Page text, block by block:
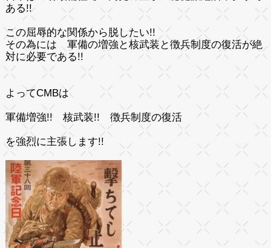
ある!!
この屈辱的な関係から脱したい!!
その為には 軍備の増強と核武装と徴兵制度の復活が絶
対に必要である!!
よってCMBは
軍備増強!! 核武装!! 徴兵制度の復活
を強烈に主張します!!